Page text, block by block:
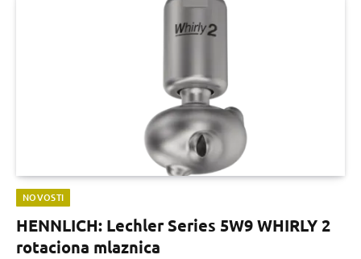
NOVOSTI
HENNLICH: Lechler Series 5W9 WHIRLY 2
rotaciona mlaznica